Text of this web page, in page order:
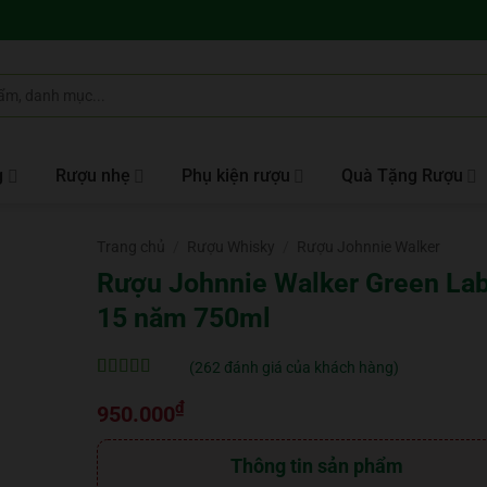
Rượu nhẹ Phụ kiện rượu Quà Tặng Rượu
Rượu Johnnie Walker Green
15 năm 750ml
trênđánh
giá
(262 đánh giá của khách hàng)
950.000₫
Thông tin sản phẩm